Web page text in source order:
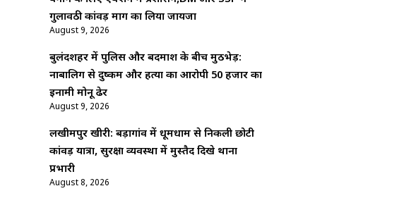
गुलावठी कांवड़ मार्ग का लिया जायजा
August 9, 2026
बुलंदशहर में पुलिस और बदमाश के बीच मुठभेड़:
नाबालिग से दुष्कर्म और हत्या का आरोपी 50 हजार का
इनामी मोनू ढेर
August 9, 2026
लखीमपुर खीरी: बड़ागांव में धूमधाम से निकली छोटी
कांवड़ यात्रा, सुरक्षा व्यवस्था में मुस्तैद दिखे थाना
प्रभारी
August 8, 2026